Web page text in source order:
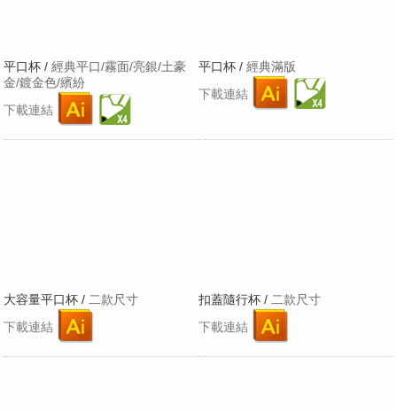
平口杯 /經典平口/霧面/亮銀/土豪
金/鍍金色/繽紛
下載連結
平口杯 / 經典滿版
下載連結
大容量平口杯 / 二款尺寸
下載連結
扣蓋隨行杯 / 二款尺寸
下載連結